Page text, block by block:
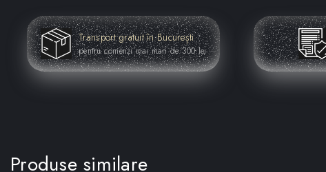
Transport gratuit în București
pentru comenzi mai mari de 300 lei
Produse similare